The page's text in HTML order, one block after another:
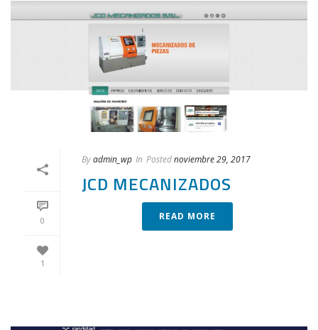
0
1
Byadmin_wp In Postednoviembre 29, 2017
JCD MECANIZADOS
READ MORE